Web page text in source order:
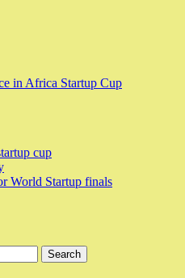
in Africa Startup Cup
cup
World Startup finals